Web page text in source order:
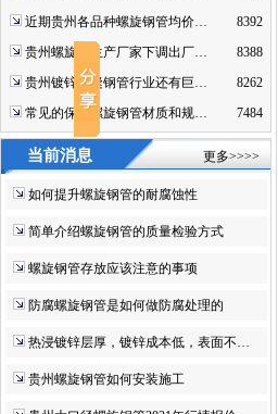
近期贵州各品种螺旋钢管均价…
8392
贵州螺旋管生产厂家下调出厂…
8388
贵州镀锌无缝钢管行业还有巨…
8262
常见的保温螺旋钢管材质和规…
7484
当前消息 更多>>>>
如何提升螺旋钢管的耐腐蚀性
简单介绍螺旋钢管的质量检验方式
螺旋钢管存放应该注意的事项
防腐螺旋钢管是如何做防腐处理的
热浸镀锌层厚，镀锌成本低，表面不…
贵州螺旋钢管如何安装施工